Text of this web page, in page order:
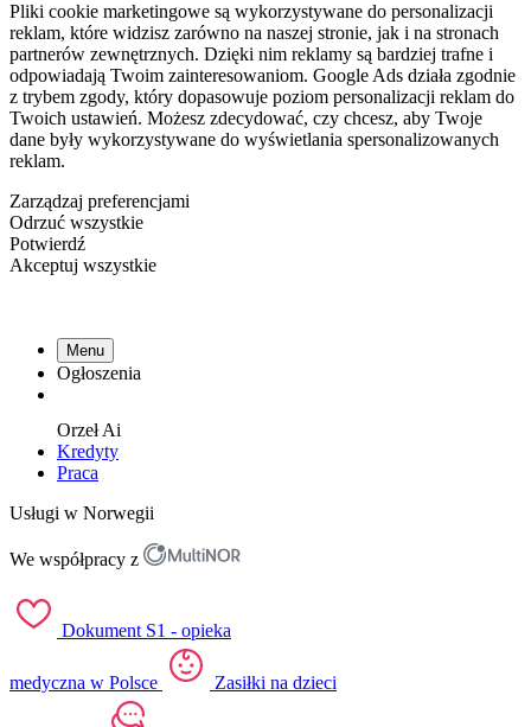
Pliki cookie marketingowe są wykorzystywane do personalizacji
reklam, które widzisz zarówno na naszej stronie, jak i na stronach
partnerów zewnętrznych. Dzięki nim reklamy są bardziej trafne i
odpowiadają Twoim zainteresowaniom. Google Ads działa zgodnie
z trybem zgody, który dopasowuje poziom personalizacji reklam do
Twoich ustawień. Możesz zdecydować, czy chcesz, aby Twoje
dane były wykorzystywane do wyświetlania spersonalizowanych
reklam.
Zarządzaj preferencjami
Odrzuć wszystkie
Potwierdź
Akceptuj wszystkie
Menu
Ogłoszenia
OrzełAi
Kredyty
Praca
Usługi w Norwegii
We współpracy z
Dokument S1 - opieka
medyczna w Polsce Zasiłki na dzieci